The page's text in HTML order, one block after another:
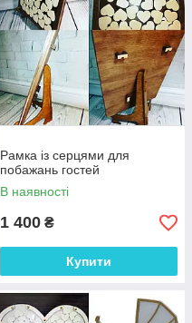
Рамка із серцями для
побажань гостей
В наявності
1 400 ₴
Купити